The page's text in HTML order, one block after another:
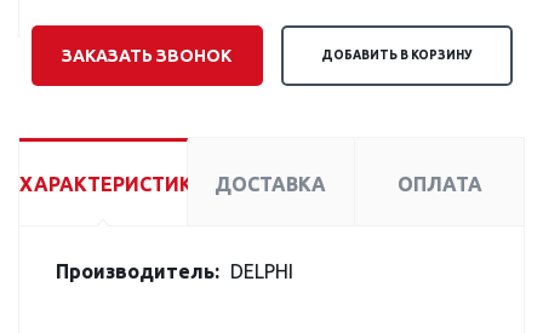
ЗАКАЗАТЬ ЗВОНОК ДОБАВИТЬ В КОРЗИНУ
ХАРАКТЕРИСТИКИ ДОСТАВКА ОПЛАТА
Производитель: DELPHI